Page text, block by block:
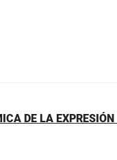
DE LA EXPRESIÓN